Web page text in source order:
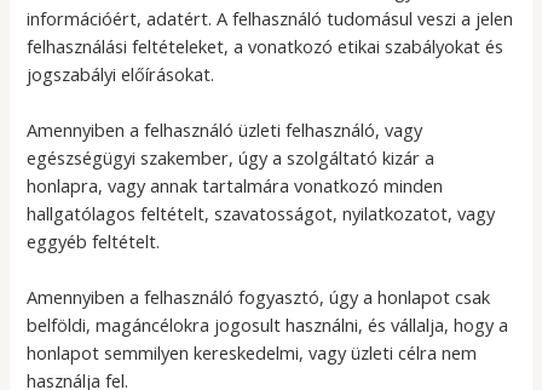
információért, adatért. A felhasználó tudomásul veszi a jelen
felhasználási feltételeket, a vonatkozó etikai szabályokat és
jogszabályi előírásokat.
Amennyiben a felhasználó üzleti felhasználó, vagy
egészségügyi szakember, úgy a szolgáltató kizár a
honlapra, vagy annak tartalmára vonatkozó minden
hallgatólagos feltételt, szavatosságot, nyilatkozatot, vagy
eggyéb feltételt.
Amennyiben a felhasználó fogyasztó, úgy a honlapot csak
belföldi, magáncélokra jogosult használni, és vállalja, hogy a
honlapot semmilyen kereskedelmi, vagy üzleti célra nem
használja fel.